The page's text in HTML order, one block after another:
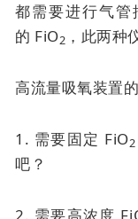
都需要进行气
的 FiO2 ，此两种
高流量吸氧装置
1. 需要固定 FiO2
吧？